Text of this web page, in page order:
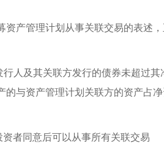
资产管理计划从事关联交易的表述
人及其关联方发行的债券未超过其
的与资产管理计划关联方的资产占
者同意后可以从事所有关联交易